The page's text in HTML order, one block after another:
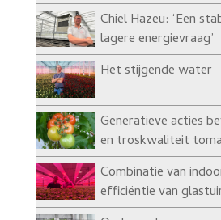
Chiel Hazeu: ‘Een
lagere energievraag’
Het stijgende water
Generatieve acties
en troskwaliteit
Combinatie van
efficiëntie van